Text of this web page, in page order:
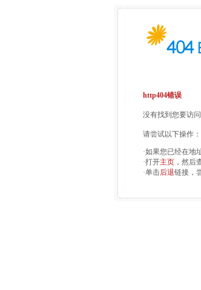
http404错误
没有找到您要访
请尝试以下操作：
·如果您已经在地
·打开主页 ，然后
·单击后退链接，